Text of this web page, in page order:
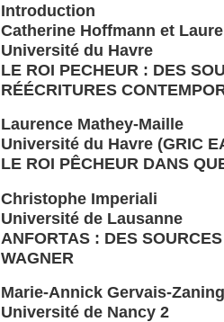
Introduction
Catherine Hoffmann et
Université du Havre
LE ROI PECHEUR : DES
RÉÉCRITURES
Laurence Mathey-Maille
Université du Havre (GRIC
LE ROI PÊCHEUR DANS
Christophe Imperiali
Université de Lausanne
ANFORTAS : DES
WAGNER
Marie-Annick Gervais-
Université de Nancy 2